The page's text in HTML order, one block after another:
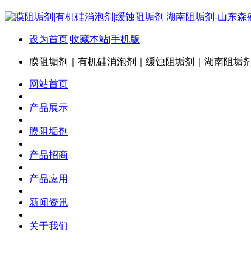
设为首页|收藏本站|手机版
膜阻垢剂｜有机硅消泡剂｜缓蚀阻垢剂｜湖南阻垢剂
网站首页
产品展示
膜阻垢剂
产品招商
产品应用
新闻资讯
关于我们